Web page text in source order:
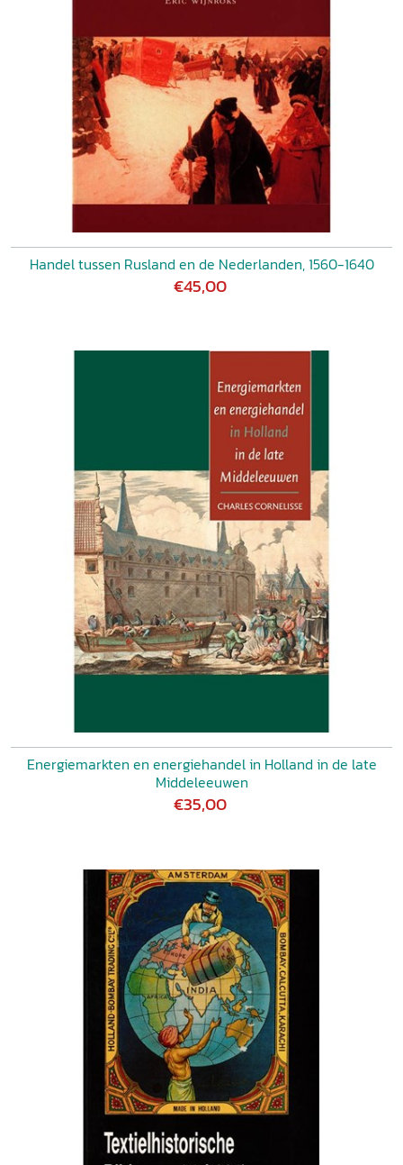
Handel tussen Rusland en de Nederlanden, 1560-1640
€45,00
Energiemarkten en energiehandel in Holland in de late
Middeleeuwen
€35,00